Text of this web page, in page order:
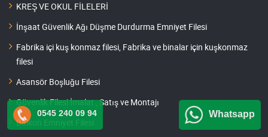
KREŞ VE OKUL FİLELERİ
İnşaat Güvenlik Ağı Düşme Durdurma Emniyet Filesi
Fabrika içi kuş konmaz filesi, Fabrika ve binalar için kuşkonmaz
filesi
Asansör Boşluğu Filesi
Güvenlik Filesi İmalat , Satış ve Montajı
Balkon Emniyet Filesi
0545 240 09 94 Whatsapp